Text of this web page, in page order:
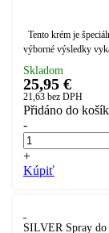
Tento krém je
výborné výsledky
Skladom
25,95 €
21,63 bez DPH
Přidáno do
-
+
Kúpiť
SILVER Spray